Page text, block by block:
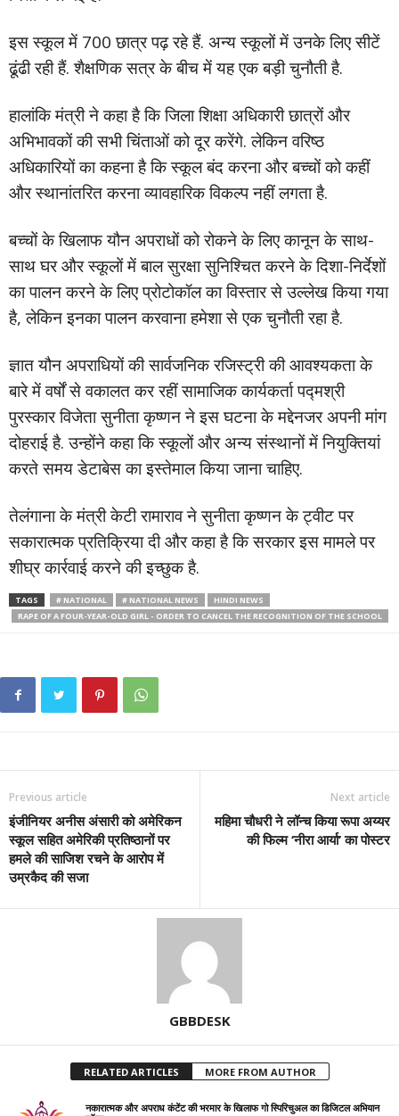
इस स्कूल में 700 छात्र पढ़ रहे हैं. अन्य स्कूलों में उनके लिए सीटें
ढूंढी रही हैं. शैक्षणिक सत्र के बीच में यह एक बड़ी चुनौती है.
हालांकि मंत्री ने कहा है कि जिला शिक्षा अधिकारी छात्रों और
अभिभावकों की सभी चिंताओं को दूर करेंगे. लेकिन वरिष्ठ
अधिकारियों का कहना है कि स्कूल बंद करना और बच्चों को कहीं
और स्थानांतरित करना व्यावहारिक विकल्प नहीं लगता है.
बच्चों के खिलाफ यौन अपराधों को रोकने के लिए कानून के साथ-
साथ घर और स्कूलों में बाल सुरक्षा सुनिश्चित करने के दिशा-निर्देशों
का पालन करने के लिए प्रोटोकॉल का विस्तार से उल्लेख किया गया
है, लेकिन इनका पालन करवाना हमेशा से एक चुनौती रहा है.
ज्ञात यौन अपराधियों की सार्वजनिक रजिस्ट्री की आवश्यकता के
बारे में वर्षों से वकालत कर रहीं सामाजिक कार्यकर्ता पद्मश्री
पुरस्कार विजेता सुनीता कृष्णन ने इस घटना के मद्देनजर अपनी मांग
दोहराई है. उन्होंने कहा कि स्कूलों और अन्य संस्थानों में नियुक्तियां
करते समय डेटाबेस का इस्तेमाल किया जाना चाहिए.
तेलंगाना के मंत्री केटी रामाराव ने सुनीता कृष्णन के ट्वीट पर
सकारात्मक प्रतिक्रिया दी और कहा है कि सरकार इस मामले पर
शीघ्र कार्रवाई करने की इच्छुक है.
TAGS # NATIONAL # NATIONAL NEWS
HINDI NEWS
RAPE OF A FOUR-YEAR-OLD GIRL - ORDER TO CANCEL THE RECOGNITION OF THE SCHOOL
Previous article
इंजीनियर अनीस अंसारी को अमेरिकन
स्कूल सहित अमेरिकी प्रतिष्ठानों पर
हमले की साजिश रचने के आरोप में
उम्रकैद की सजा
Next article
महिमा चौधरी ने लॉन्च किया रूपा अय्यर
की फिल्म ‘नीरा आर्या’ का पोस्टर
GBBDESK
RELATED ARTICLES MORE FROM AUTHOR
नकारात्मक और अपराध कंटेंट की भरमार के खिलाफ गो स्पिरिचुअल का डिजिटल अभियान